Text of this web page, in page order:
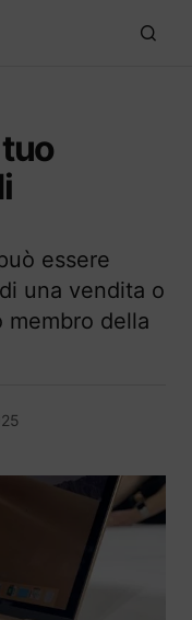
essere
una vendita o
membro della